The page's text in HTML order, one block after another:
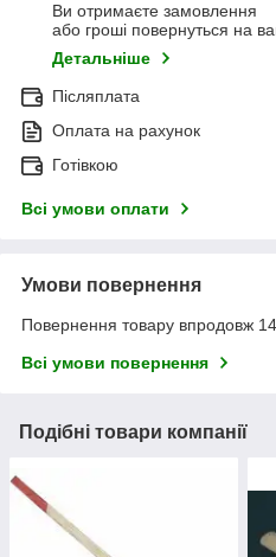
Ви отримаєте замовлення
або гроші повернуться на
Детальніше
Післяплата
Оплата на рахунок
Готівкою
Всі умови оплати
Умови повернення
Повернення товару впродовж
Всі умови повернення
Подібні товари компанії